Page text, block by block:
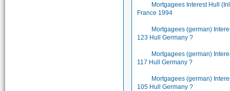
Mortgagees Interest Hull
France 1994
Mortgagees (german)
123 Hull Germany ?
Mortgagees (german)
117 Hull Germany ?
Mortgagees (german)
105 Hull Germany ?